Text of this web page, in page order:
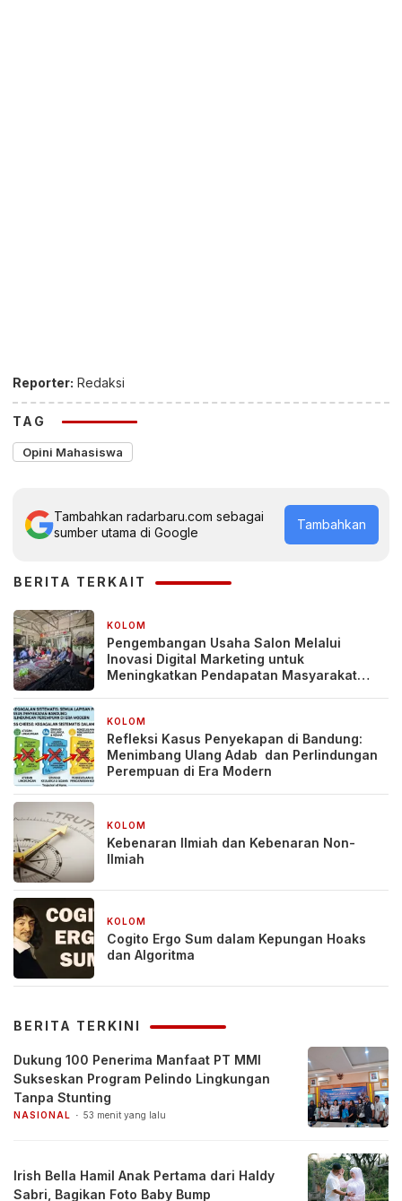
Reporter: Redaksi
TAG
Opini Mahasiswa
Tambahkan radarbaru.com sebagai
sumber utama di Google
Tambahkan
BERITA TERKAIT
KOLOM
Pengembangan Usaha Salon Melalui
Inovasi Digital Marketing untuk
Meningkatkan Pendapatan Masyarakat
KOLOM
Refleksi Kasus Penyekapan di Bandung:
Menimbang Ulang Adab dan Perlindungan
Perempuan di Era Modern
KOLOM
Kebenaran Ilmiah dan Kebenaran Non-
Ilmiah
KOLOM
Cogito Ergo Sum dalam Kepungan Hoaks
dan Algoritma
BERITA TERKINI
Dukung 100 Penerima Manfaat PT MMI
Sukseskan Program Pelindo Lingkungan
Tanpa Stunting
NASIONAL 53 menit yang lalu
Irish Bella Hamil Anak Pertama dari Haldy
Sabri, Bagikan Foto Baby Bump